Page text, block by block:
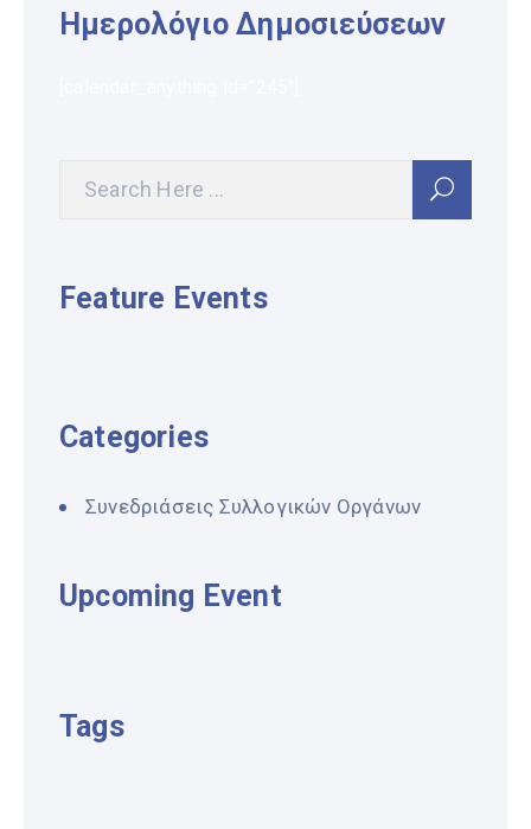
Ημερολόγιο Δημοσιεύσεων
Feature Events
Categories
Συνεδριάσεις Συλλογικών Οργάνων
Upcoming Event
Tags